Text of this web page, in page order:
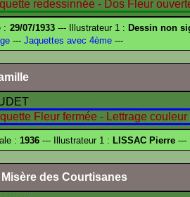
: 29/07/1933--- Illustrateur 1 : Dessin non
--- Jaquettes avec 4ème ---
: 1936 --- Illustrateur 1 : LISSAC Pierre ---
des Courtisanes